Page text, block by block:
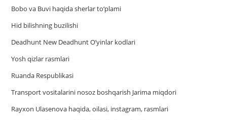
Bobo va Buvi haqida sherlar to‘plami
Hid bilishning buzilishi
Deadhunt New Deadhunt O’yinlar kodlari
Yosh qizlar rasmlari
Ruanda Respublikasi
Trаnsport vositаlаrini nosoz boshqаrish Jаrimа miqdori
Rayxon Ulasenova haqida, oilasi, instagram, rasmlari